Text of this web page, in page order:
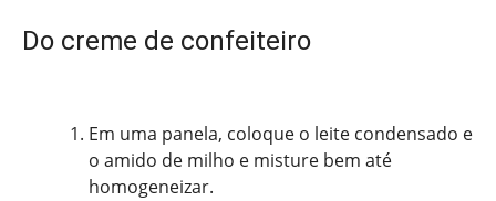
Do creme de confeiteiro
Em uma panela, coloque o leite condensado e
o amido de milho e misture bem até
homogeneizar.